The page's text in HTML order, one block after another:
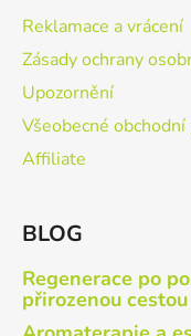
Reklamace a vrácení
Zásady ochrany
Upozornění
Všeobecné
Affiliate
BLOG
Regenerace po
přirozenou cestou